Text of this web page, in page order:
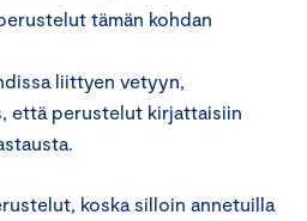
tämän kohdan
liittyen vetyyn,
että perustelut kirjattaisiin
koska silloin annetuilla